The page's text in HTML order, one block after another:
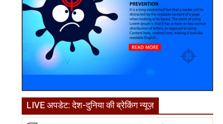
LIVE अपडेट: देश-दुनिया की ब्रेकिंग न्यूज़